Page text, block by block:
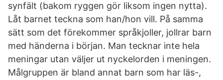
synfält (bakom ryggen gör liksom ingen nytta).
Låt barnet teckna som han/hon vill. På samma
sätt som det förekommer språkjoller, jollrar barn
med händerna i början. Man tecknar inte hela
meningar utan väljer ut nyckelorden i meningen.
Målgruppen är bland annat barn som har läs-,